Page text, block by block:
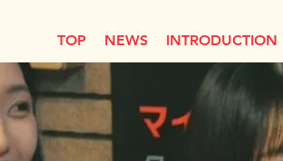
TOP NEWS INTRODUCTION